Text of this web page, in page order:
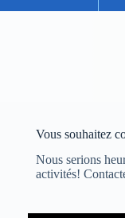
Vous souhaitez
Nous serions
activités!